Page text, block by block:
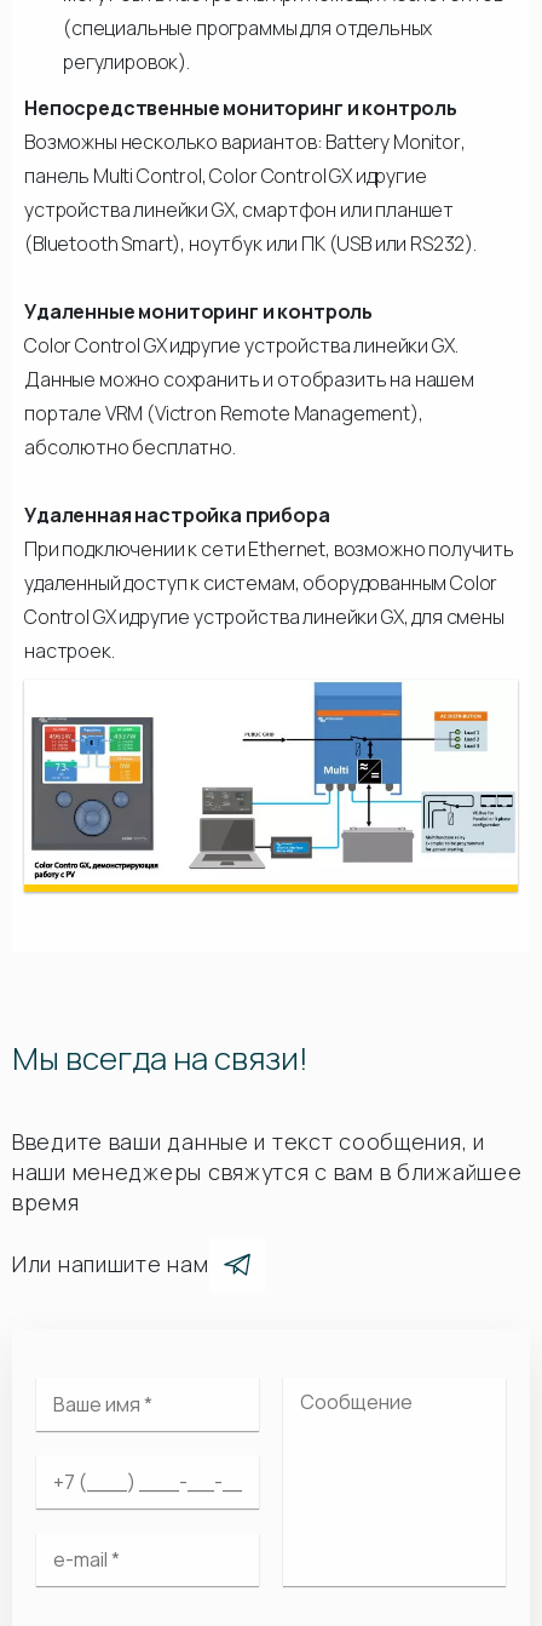
(специальные программы для отдельных
регулировок).
Непосредственные мониторинг и контроль
Возможны несколько вариантов: Battery Monitor,
панель Multi Control, Color Control GX идругие
устройства линейки GX, смартфон или планшет
(Bluetooth Smart), ноутбук или ПК (USB или RS232).
Удаленные мониторинг и контроль
Color Control GX идругие устройства линейки GX.
Данные можно сохранить и отобразить на нашем
портале VRM (Victron Remote Management),
абсолютно бесплатно.
Удаленная настройка прибора
При подключении к сети Ethernet, возможно получить
удаленный доступ к системам, оборудованным Color
Control GX идругие устройства линейки GX, для смены
настроек.
Мы всегда на связи!
Введите ваши данные и текст сообщения, и
наши менеджеры свяжутся с вам в ближайшее
время
Или напишите нам